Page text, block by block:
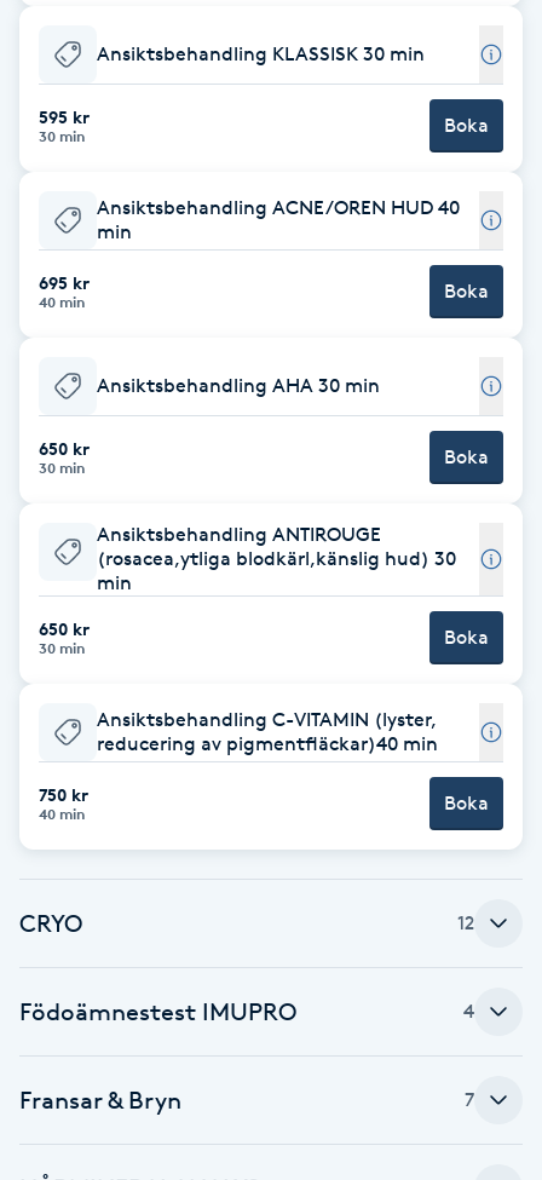
Damklippning
Diamantslipning
Extensions
Extensions borttagning
Eyeliner-tatuering
F
Face framing
Faceliftmassage
Fettreducering
Fibromassage
Ansiktsbehandling KLASSISK 30 min
595 kr
30 min Boka
Ansiktsbehandling ACNE/OREN HUD 40
min
695 kr
40 min Boka
Ansiktsbehandling AHA 30 min
650 kr
30 min Boka
Ansiktsbehandling ANTIROUGE
(rosacea,ytliga blodkärl,känslig hud) 30
min
650 kr
30 min Boka
Ansiktsbehandling C-VITAMIN (lyster,
reducering av pigmentfläckar)40 min
750 kr
40 min Boka
CRYO 12
Födoämnestest IMUPRO 4
Fransar & Bryn 7